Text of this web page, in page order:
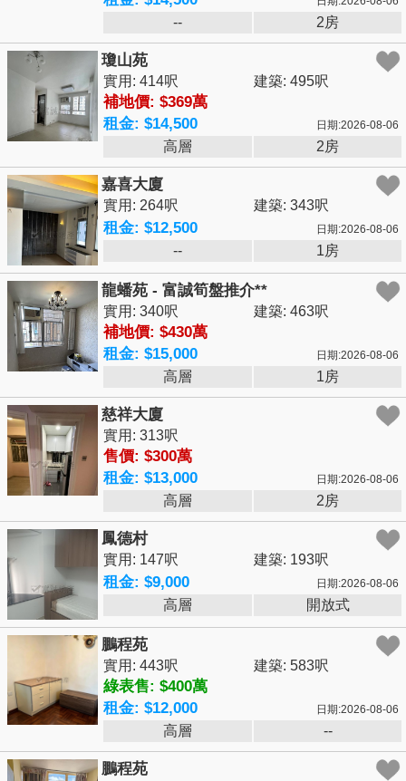
-- 2房
瓊山苑
實用: 414呎 建築: 495呎
補地價: $369萬
租金: $14,500
日期:2026-08-06
高層 2房
嘉喜大廈
實用: 264呎 建築: 343呎
租金: $12,500 日期:2026-08-06
-- 1房
龍蟠苑 - 富誠筍盤推介**
實用: 340呎 建築: 463呎
補地價: $430萬
租金: $15,000
日期:2026-08-06
高層 1房
慈祥大廈
實用: 313呎
售價: $300萬
租金: $13,000
日期:2026-08-06
高層 2房
鳳德村
實用: 147呎 建築: 193呎
租金: $9,000 日期:2026-08-06
高層 開放式
鵬程苑
實用: 443呎 建築: 583呎
綠表售: $400萬
租金: $12,000
日期:2026-08-06
高層 --
鵬程苑